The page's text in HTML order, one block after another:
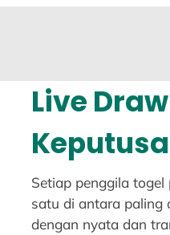
Live
Setiap penggila
satu di antara paling
dengan nyata dan